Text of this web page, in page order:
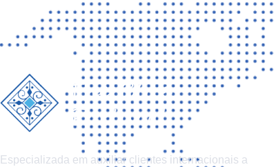
Especializada em auxiliar clientes internacionais a